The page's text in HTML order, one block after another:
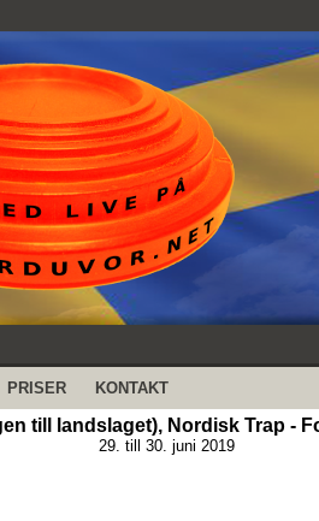
PRISER KONTAKT
till landslaget), Nordisk Trap -
29. till 30. juni 2019